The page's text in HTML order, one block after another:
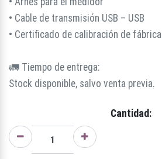
• Cable de transmisión USB – USB
• Certificado de calibración de fábrica
🚛 Tiempo de entrega:
Stock disponible, salvo venta previa.
Cantidad: